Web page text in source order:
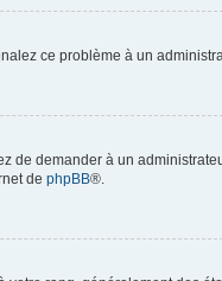
ce problème à un
de demander à un
de phpBB®.